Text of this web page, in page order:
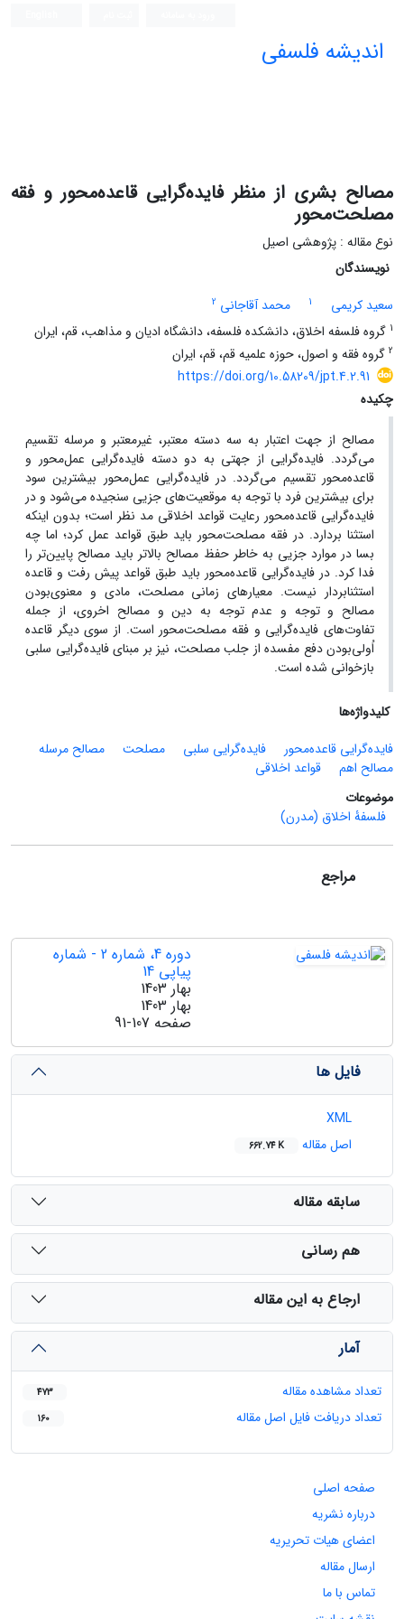
اندیشه فلسفی
مصالح بشری از منظر فایده‌گرایی قاعده‌محور و فقه
مصلحت‌محور
نوع مقاله : پژوهشی اصیل
نویسندگان
سعید کریمی
1 محمد آقاجانی 2
1 گروه فلسفه اخلاق، دانشکده فلسفه، دانشگاه ادیان و مذاهب، قم، ایران
2 گروه فقه و اصول، حوزه علمیه قم، قم، ایران
https://doi.org/10.58209/jpt.4.2.91
چکیده
مصالح از جهت اعتبار به سه دسته معتبر، غیرمعتبر و مرسله تقسیم
می‌گردد. فایده‌گرایی از جهتی به دو دسته‌ فایده‌گرایی عمل‌محور و
قاعده‌محور تقسیم می‌گردد. در فایده‌گرایی عمل‌محور بیشترین سود
برای بیشترین فرد با توجه به موقعیت‌های جزیی سنجیده می‌شود و در
فایده‌گرایی قاعده‌محور رعایت قواعد اخلاقی مد نظر است؛ بدون اینکه
استثنا بردارد. در فقه مصلحت‌محور باید طبق قواعد عمل کرد؛ اما چه
بسا در موارد جزیی به خاطر حفظ مصالح بالاتر باید مصالح پایین‌تر را
فدا کرد. در فایده‌گرایی قاعده‌محور باید طبق قواعد پیش رفت و قاعده
استثنابردار نیست. معیارهای زمانی مصلحت، مادی و معنوی‌بودن
مصالح و توجه و عدم توجه به دین و مصالح اخروی، از جمله
تفاوت‌های فایده‌گرایی و فقه مصلحت‌محور است. از سوی دیگر قاعده
اُولی‌بودن دفع مفسده از جلب مصلحت، نیز بر مبنای فایده‌گرایی سلبی
بازخوانی شده است.
کلیدواژه‌ها
فایده‌گرایی قاعده‌محور
فایده‌گرایی سلبی مصلحت
مصالح مرسله
مصالح اهم
قواعد اخلاقی
موضوعات
فلسفۀ اخلاق (مدرن)
مراجع
دوره 4، شماره 2 - شماره
پیاپی 14
بهار 1403
بهار 1403
صفحه 91-107
فایل ها
XML
اصل مقاله
662.74 K
سابقه مقاله
هم رسانی
ارجاع به این مقاله
آمار
تعداد مشاهده مقاله 473
تعداد دریافت فایل اصل مقاله 160
صفحه اصلی
درباره نشریه
اعضای هیات تحریریه
ارسال مقاله
تماس با ما